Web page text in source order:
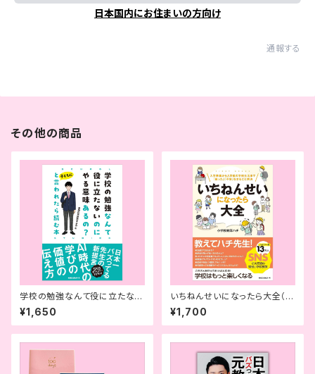
日本国内にお住まいの方向け
通報する
その他の商品
学校の勉強なんて役に立たない
のにやる意味あるの？と子ども
に言われたら読む本
¥1,650
いちねんせいになったら大全（サ
イン入り） －入学準備から入学
後の学校生活まで「困った」「不
安」をまるごと解決
¥1,700